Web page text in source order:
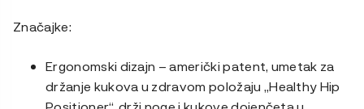
Značajke:
Ergonomski dizajn – američki patent, umetak za
držanje kukova u zdravom položaju „Healthy Hip